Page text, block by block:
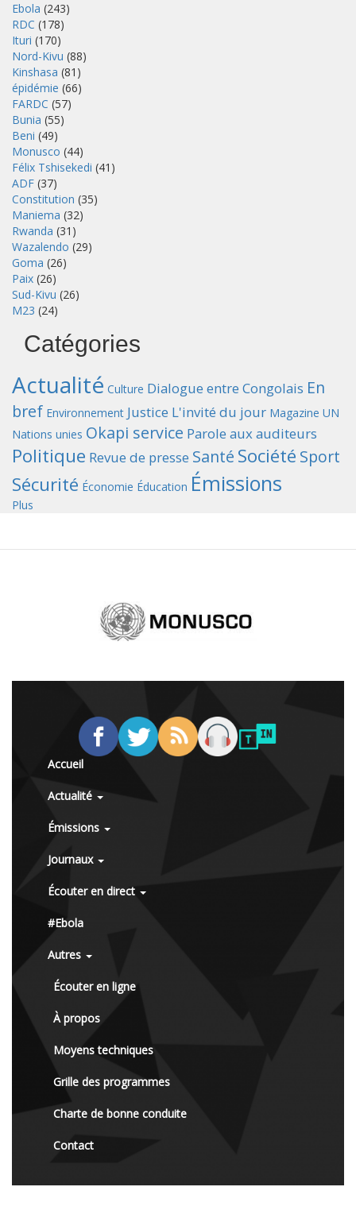
Ebola (243)
RDC (178)
Ituri (170)
Nord-Kivu (88)
Kinshasa (81)
épidémie (66)
FARDC (57)
Bunia (55)
Beni (49)
Monusco (44)
Félix Tshisekedi (41)
ADF (37)
Constitution (35)
Maniema (32)
Rwanda (31)
Wazalendo (29)
Goma (26)
Paix (26)
Sud-Kivu (26)
M23 (24)
Catégories
Actualité Culture Dialogue entre Congolais En
bref Environnement Justice L'invité du jour Magazine UN
Nations unies Okapi service Parole aux auditeurs
Politique Revue de presse Santé Société Sport
Sécurité Économie Éducation Émissions
Plus
Accueil
Actualité
Émissions
Journaux
Écouter en direct
#Ebola
Autres
Écouter en ligne
À propos
Moyens techniques
Grille des programmes
Charte de bonne conduite
Contact